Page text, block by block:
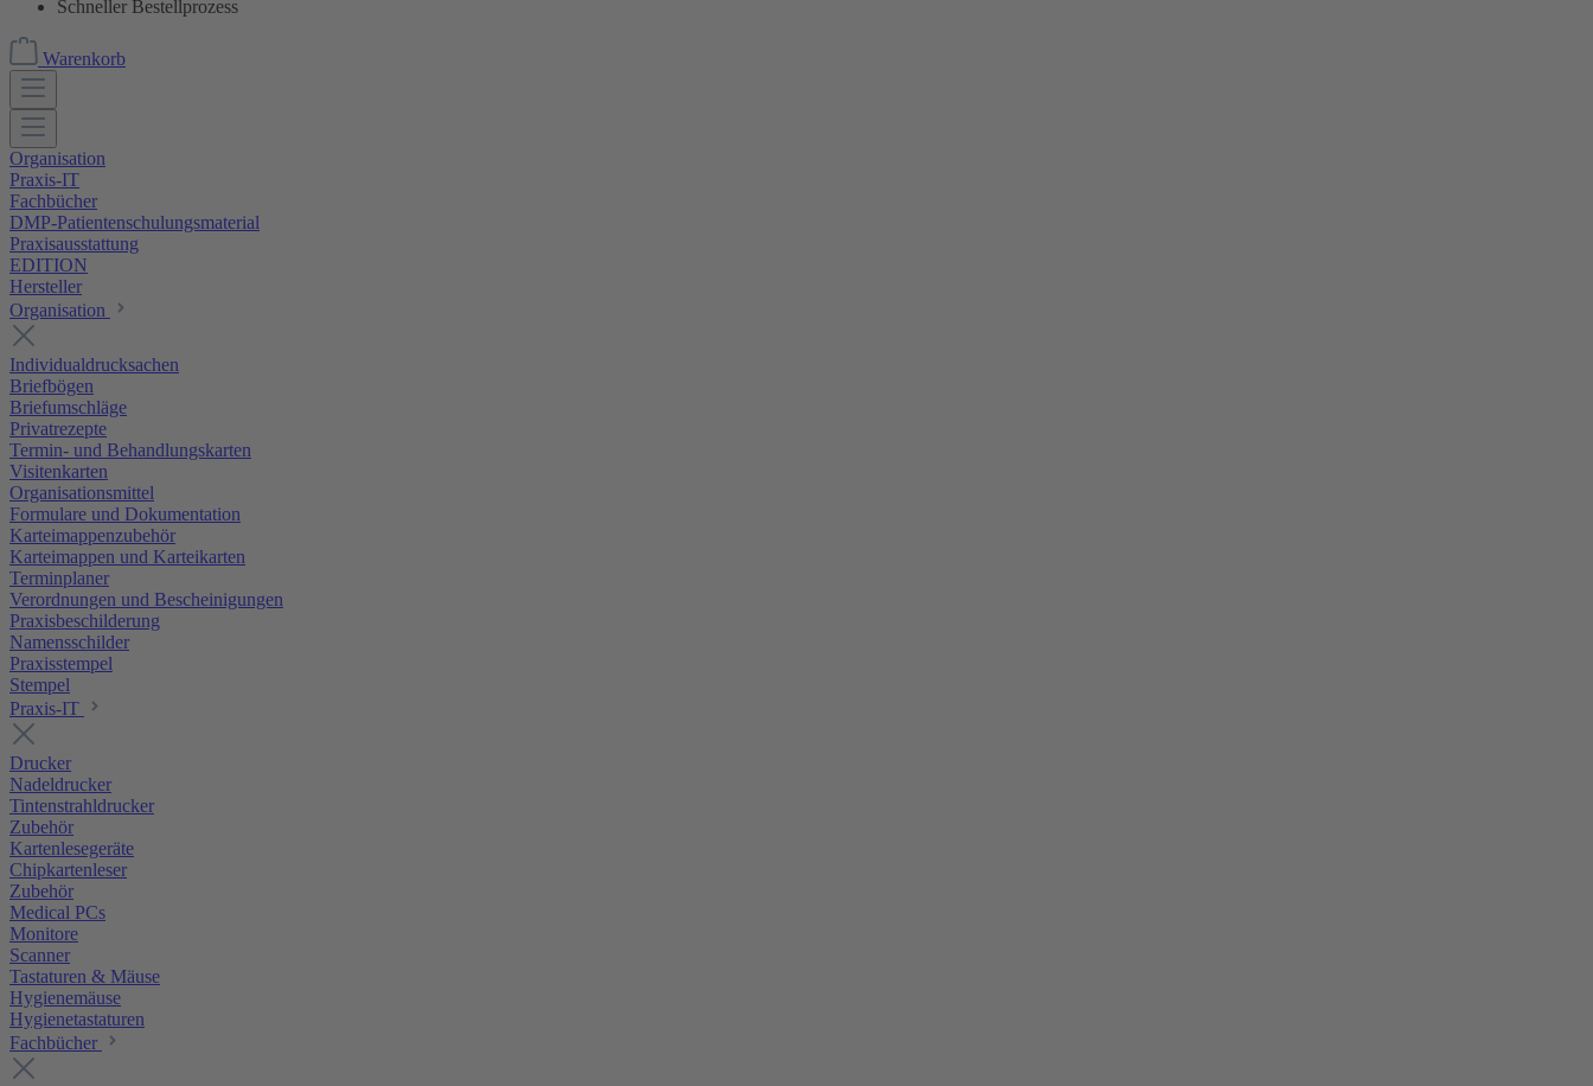
Schneller Bestellprozess
Warenkorb
Organisation
Praxis-IT
Fachbücher
DMP-Patientenschulungsmaterial
Praxisausstattung
EDITION
Hersteller
Organisation
Individualdrucksachen
Briefbögen
Briefumschläge
Privatrezepte
Termin- und Behandlungskarten
Visitenkarten
Organisationsmittel
Formulare und Dokumentation
Karteimappenzubehör
Karteimappen und Karteikarten
Terminplaner
Verordnungen und Bescheinigungen
Praxisbeschilderung
Namensschilder
Praxisstempel
Stempel
Praxis-IT
Drucker
Nadeldrucker
Tintenstrahldrucker
Zubehör
Kartenlesegeräte
Chipkartenleser
Zubehör
Medical PCs
Monitore
Scanner
Tastaturen & Mäuse
Hygienemäuse
Hygienetastaturen
Fachbücher